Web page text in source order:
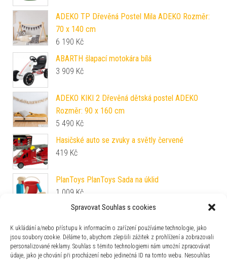
Spravovat Souhlas s cookies
K ukládání a/nebo přístupu k informacím o zařízení používáme technologie, jako
jsou soubory cookie. Děláme to, abychom zlepšili zážitek z prohlížení a zobrazovali
personalizované reklamy. Souhlas s těmito technologiemi nám umožní zpracovávat
údaje, jako je chování při procházení nebo jedinečná ID na tomto webu. Nesouhlas
ADEKO TP Dřevěná Postel Mila ADEKO Rozměr:
70 x 140 cm
6 190 Kč
ABARTH šlapací motokára bílá
3 909 Kč
ADEKO KIKI 2 Dřevěná dětská postel ADEKO
Rozměr: 90 x 160 cm
5 490 Kč
Hasičské auto se zvuky a světly červené
419 Kč
PlanToys PlanToys Sada na úklid
1 009 Kč
389Kč